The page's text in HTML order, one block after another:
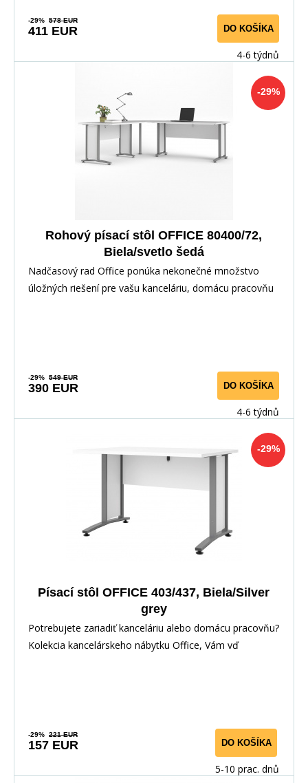
-29% 578 EUR
411 EUR DO KOŠÍKA
4-6 týdnů
-29%
Rohový písací stôl OFFICE 80400/72,
Biela/svetlo šedá
Nadčasový rad Office ponúka nekonečné množstvo
úložných riešení pre vašu kanceláriu, domácu pracovňu
-29% 549 EUR
390 EUR DO KOŠÍKA
4-6 týdnů
-29%
Písací stôl OFFICE 403/437, Biela/Silver
grey
Potrebujete zariadiť kanceláriu alebo domácu pracovňu?
Kolekcia kancelárskeho nábytku Office, Vám vď
-29% 221 EUR
157 EUR DO KOŠÍKA
5-10 prac. dnů